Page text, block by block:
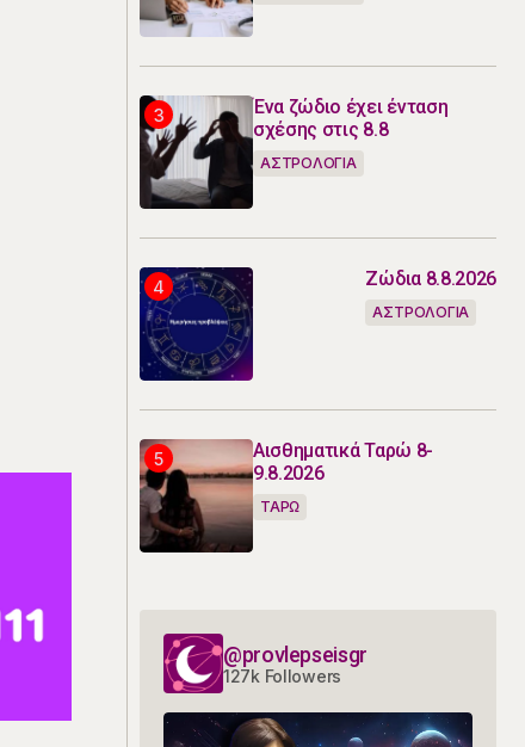
Ένα ζώδιο έχει ένταση
σχέσης στις 8.8
ΑΣΤΡΟΛΟΓΙΑ
Ζώδια 8.8.2026
ΑΣΤΡΟΛΟΓΙΑ
Αισθηματικά Ταρώ 8-
9.8.2026
ΤΑΡΩ
@provlepseisgr
127k Followers